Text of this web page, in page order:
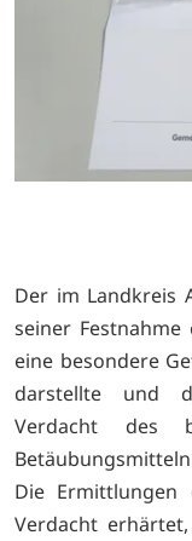
Der im Landkreis
seiner
eine besondere
darstellte und
Verdacht des
Die Ermittlungen
Verdacht